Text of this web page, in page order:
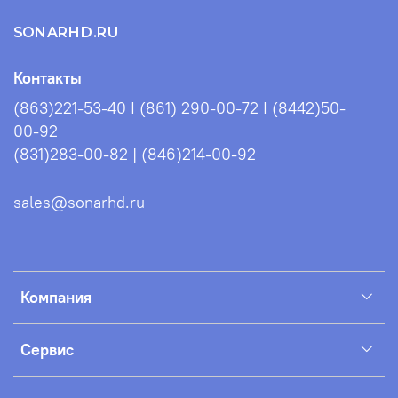
SONARHD.RU
Компания
Сервис
Контакты
(863)221-53-40 I (861) 290-00-72 I (8442)50-
00-92
(831)283-00-82 | (846)214-00-92
sales@sonarhd.ru